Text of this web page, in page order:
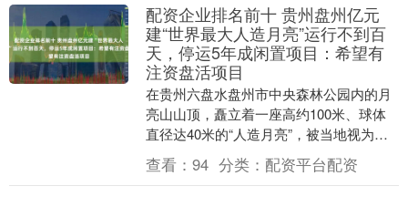
配资企业排名前十 贵州盘州亿元
建“世界最大人造月亮”运行不到百
天，停运5年成闲置项目：希望有
注资盘活项目
在贵州六盘水盘州市中央森林公园内的月
亮山山顶，矗立着一座高约100米、球体
直径达40米的“人造月亮”，被当地视为地
标性建筑的存在。在此前媒体报道中配资
企业排名前....
查看： 94 分类： 配资平台配资